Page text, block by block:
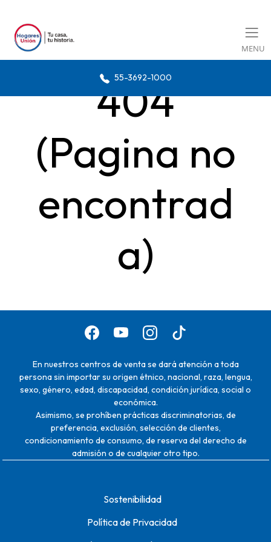
MENU
55-3692-1000
404
(Pagina no
encontrad
a)
En nuestros centros de venta se dará atención a toda
persona sin importar su origen étnico, nacional, raza, lengua,
sexo, género, edad, discapacidad, condición jurídica, social o
económica.
Asimismo, se prohíben prácticas discriminatorias, de
preferencia, exclusión, selección de clientes,
condicionamiento de consumo, de reserva del derecho de
admisión o de cualquier otro tipo.
Sostenibilidad
Política de Privacidad